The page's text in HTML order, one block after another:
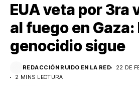
EUA veta por 3ra
al fuego en Gaza:
genocidio sigue
REDACCIÓN RUIDO EN LA RED
22 DE
2 MINS LECTURA